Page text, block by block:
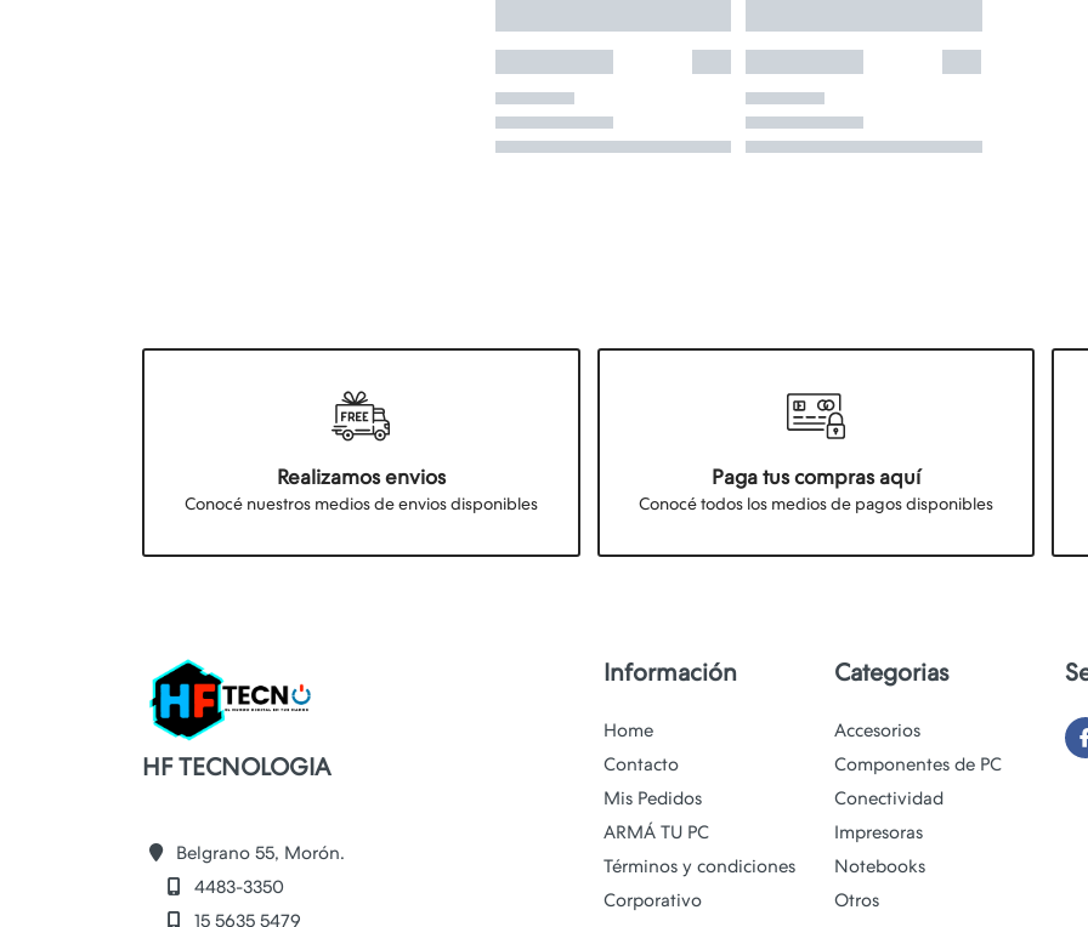
Realizamos envios
Conocé nuestros medios de envios disponibles
Paga tus compras aquí
Conocé todos los medios de pagos disponibles
HF TECNOLOGIA
Belgrano 55, Morón.
4483-3350
15 5635 5479
Información
Home
Contacto
Mis Pedidos
ARMÁ TU PC
Términos y condiciones
Corporativo
Categorias
Accesorios
Componentes de PC
Conectividad
Impresoras
Notebooks
Otros